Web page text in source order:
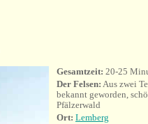
Gesamtzeit: 20-25
Der Felsen: Aus zwei
bekannt geworden,
Pfälzerwald
Ort: Lemberg